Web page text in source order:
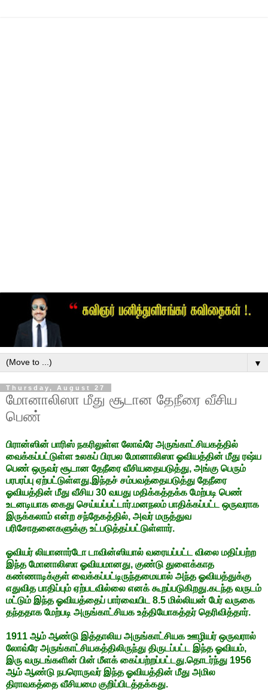
▼
Thursday, August 27
மோனாலிஸா மீது சூடான தேநீரை வீசிய
பெண்
பிரான்ஸின் பாரிஸ் நகரிலுள்ள லோவ்ரே அருங்காட்சியகத்தில்
வைக்கப்பட்டுள்ள உலகப் பிரபல மோனாலிஸா ஓவியத்தின் மீது ரஷ்ய
பெண் ஒருவர் சூடான தேநீரை வீசியதையடுத்து, அங்கு பெரும்
பரபரப்பு ஏற்பட்டுள்ளது.இந்தச் சம்பவத்தையடுத்து தேநீரை
ஓவியத்தின் மீது வீசிய 30 வயது மதிக்கத்தக்க மேற்படி பெண்
உடனடியாக கைது செய்யப்பட்டார்.மனநலம் பாதிக்கப்பட்ட ஒருவராக
இருக்கலாம் என்ற சந்தேகத்தில், அவர் மருத்துவ
பரிசோதனைகளுக்கு உட்படுத்தப்பட்டுள்ளார்.
ஓவியர் லியானார்டோ டாவின்ஸியால் வரையப்பட்ட விலை மதிப்பற்ற
இந்த மோனாலிஸா ஓவியமானது, குண்டு துளைக்காத
கண்ணாடிக்குள் வைக்கப்பட்டிருந்தமையால் அந்த ஓவியத்துக்கு
எதுவித பாதிப்பும் ஏற்படவில்லை எனக் கூறப்படுகிறது.கடந்த வருடம்
மட்டும் இந்த ஓவியத்தைப் பார்வையிட 8.5 மில்லியன் பேர் வருகை
தந்ததாக மேற்படி அருங்காட்சியக உத்தியோகத்தர் தெரிவித்தார்.
1911 ஆம் ஆண்டு இத்தாலிய அருங்காட்சியக ஊழியர் ஒருவரால்
லோவ்ரே அருங்காட்சியகத்திலிருந்து திருடப்பட்ட இந்த ஓவியம்,
இரு வருடங்களின் பின் மீளக் கைப்பற்றப்பட்டது.தொடர்ந்து 1956
ஆம் ஆண்டு நபரொருவர் இந்த ஓவியத்தின் மீது அமில
திராவகத்தை வீசியமை குறிப்பிடத்தக்கது.